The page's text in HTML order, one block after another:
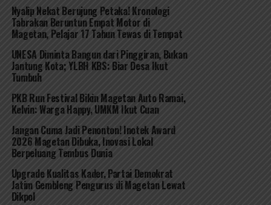
Nyalip Nekat Berujung Petaka! Kronologi
Tabrakan Beruntun Empat Motor di
Magetan, Pelajar 17 Tahun Tewas di Tempat
UNESA Diminta Bangun dari Pinggiran, Bukan
Jantung Kota; YLBH KBS: Biar Desa Ikut
Tumbuh
PKB Run Festival Bikin Magetan Auto Ramai,
Kelvin: Warga Happy, UMKM Ikut Cuan
Jangan Cuma Jadi Penonton! Inotek Award
2026 Magetan Dibuka, Inovasi Lokal
Berpeluang Tembus Dunia
Upgrade Kualitas Kader, Partai Demokrat
Jatim Gembleng Pengurus di Magetan Lewat
Dikpol